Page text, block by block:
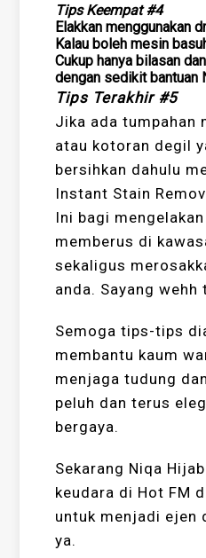
Tips Keempat #4
Elakkan menggunakan
Kalau boleh mesin
Cukup hanya bilasan
dengan sedikit bantuan
Tips Terakhir #5
Jika ada tumpahan
atau kotoran degil
bersihkan dahulu
Instant Stain
Ini bagi
memberus di
sekaligus
anda. Sayang wehh
Semoga tips-tips
membantu kaum
menjaga tudung
peluh dan terus
bergaya.
Sekarang Niqa
keudara di Hot FM
untuk menjadi ejen
ya.